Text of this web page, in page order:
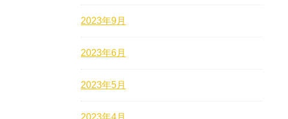
2023年9月
2023年6月
2023年5月
2023年4月